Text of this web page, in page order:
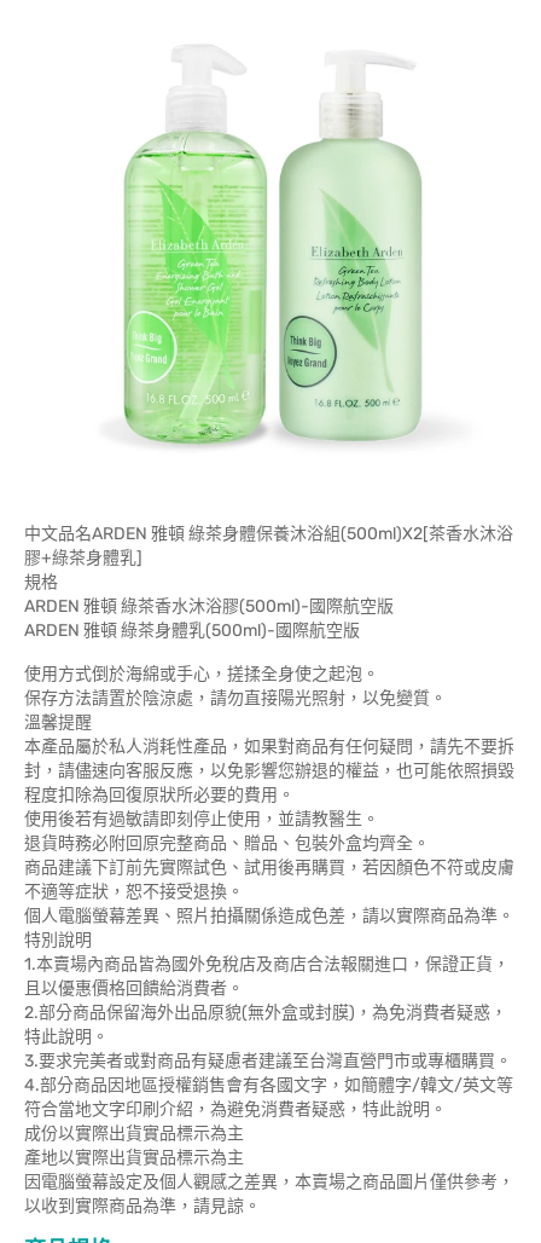
中文品名ARDEN 雅頓 綠茶身體保養沐浴組(500ml)X2[茶香水沐浴
膠+綠茶身體乳]
規格
ARDEN 雅頓 綠茶香水沐浴膠(500ml)-國際航空版
ARDEN 雅頓 綠茶身體乳(500ml)-國際航空版
使用方式倒於海綿或手心，搓揉全身使之起泡。
保存方法請置於陰涼處，請勿直接陽光照射，以免變質。
溫馨提醒
本產品屬於私人消耗性產品，如果對商品有任何疑問，請先不要拆
封，請儘速向客服反應，以免影響您辦退的權益，也可能依照損毀
程度扣除為回復原狀所必要的費用。
使用後若有過敏請即刻停止使用，並請教醫生。
退貨時務必附回原完整商品、贈品、包裝外盒均齊全。
商品建議下訂前先實際試色、試用後再購買，若因顏色不符或皮膚
不適等症狀，恕不接受退換。
個人電腦螢幕差異、照片拍攝關係造成色差，請以實際商品為準。
特別說明
1.本賣場內商品皆為國外免稅店及商店合法報關進口，保證正貨，
且以優惠價格回饋給消費者。
2.部分商品保留海外出品原貌(無外盒或封膜)，為免消費者疑惑，
特此說明。
3.要求完美者或對商品有疑慮者建議至台灣直營門市或專櫃購買。
4.部分商品因地區授權銷售會有各國文字，如簡體字/韓文/英文等
符合當地文字印刷介紹，為避免消費者疑惑，特此說明。
成份以實際出貨實品標示為主
產地以實際出貨實品標示為主
因電腦螢幕設定及個人觀感之差異，本賣場之商品圖片僅供參考，
以收到實際商品為準，請見諒。